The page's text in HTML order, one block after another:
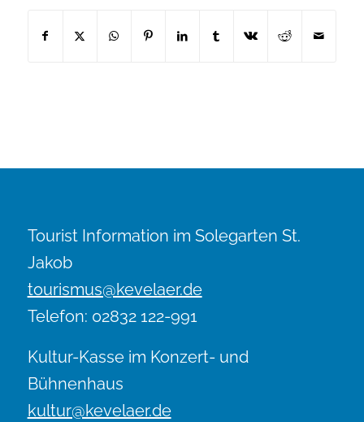
Tourist Information im Solegarten St.
Jakob
tourismus@kevelaer.de
Telefon: 02832 122-991
Kultur-Kasse im Konzert- und
Bühnenhaus
kultur@kevelaer.de